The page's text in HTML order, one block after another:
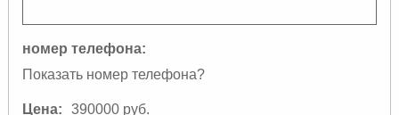
номер телефона:
Показать номер телефона?
Цена: 390000 руб.